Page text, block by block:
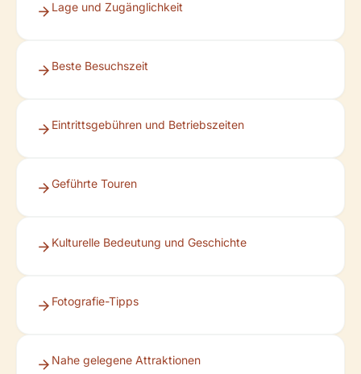
Lage und Zugänglichkeit
Beste Besuchszeit
Eintrittsgebühren und Betriebszeiten
Geführte Touren
Kulturelle Bedeutung und Geschichte
Fotografie-Tipps
Nahe gelegene Attraktionen